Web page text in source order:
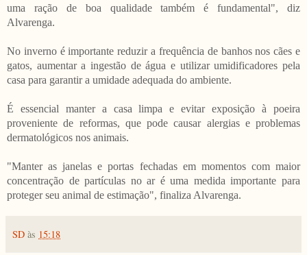
uma ração de boa qualidade também é fundamental", diz
Alvarenga.
No inverno é importante reduzir a frequência de banhos nos cães e
gatos, aumentar a ingestão de água e utilizar umidificadores pela
casa para garantir a umidade adequada do ambiente.
É essencial manter a casa limpa e evitar exposição à poeira
proveniente de reformas, que pode causar alergias e problemas
dermatológicos nos animais.
"Manter as janelas e portas fechadas em momentos com maior
concentração de partículas no ar é uma medida importante para
proteger seu animal de estimação", finaliza Alvarenga.
SD às 15:18